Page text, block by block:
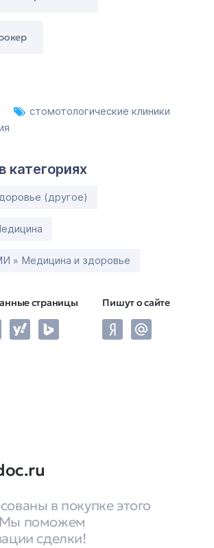
стомотологические клиники
категориях
(другое)
» Медицина и здоровье
страницы Пишут о сайте
в покупке этого
поможем
сделки!